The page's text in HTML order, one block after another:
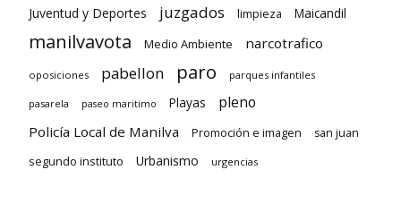
Juventud y Deportes juzgados limpieza Maicandil
manilvavota Medio Ambiente narcotrafico
oposiciones pabellon paro parques infantiles
pasarela paseo maritimo Playas pleno
Policía Local de Manilva Promoción e imagen san juan
segundo instituto Urbanismo urgencias